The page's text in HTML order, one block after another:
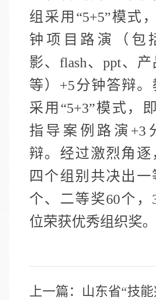
组采用“5+5”模式
钟项目路演（包
影、flash、ppt、
等）+5分钟答辩。
采用“5+3”模式，
指导案例路演+3
辩。经过激烈角逐
四个组别共决出一
个、二等奖60个，
位荣获优秀组织奖。
上一篇： 山东省“技